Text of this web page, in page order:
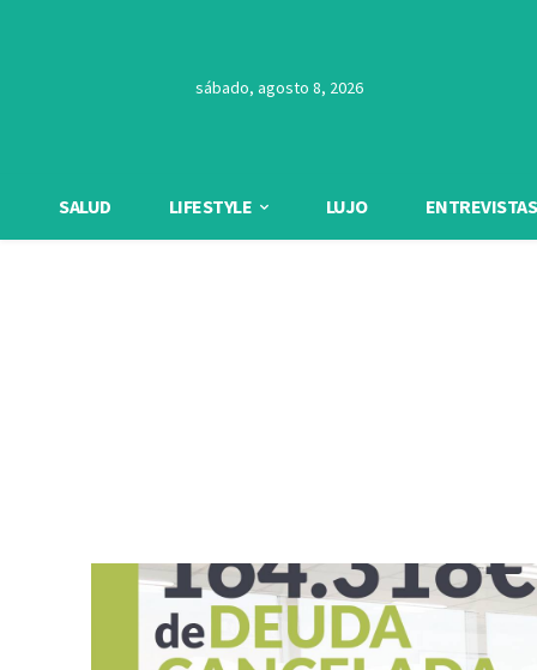
sábado, agosto 8, 2026
SALUD LIFESTYLE LUJO ENTREVISTAS